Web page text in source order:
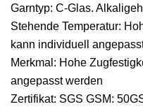
Garntyp: C-Glas.
Stehende Temperatur:
kann individuell
Merkmal: Hohe
angepasst werden
Zertifikat: SGS GSM: